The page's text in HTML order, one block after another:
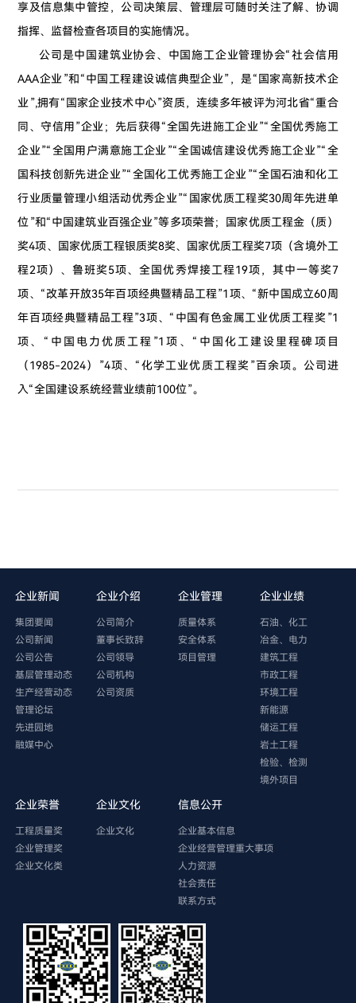
享及信息集中管控，公司决策层、管理层可随时关注了解、协调
指挥、监督检查各项目的实施情况。
公司是中国建筑业协会、中国施工企业管理协会“社会信用
AAA企业”和“中国工程建设诚信典型企业”，是“国家高新技术企
业”,拥有“国家企业技术中心”资质，连续多年被评为河北省“重合
同、守信用”企业；先后获得“全国先进施工企业”“全国优秀施工
企业”“全国用户满意施工企业”“全国诚信建设优秀施工企业”“全
国科技创新先进企业”“全国化工优秀施工企业”“全国石油和化工
行业质量管理小组活动优秀企业”“国家优质工程奖30周年先进单
位”和“中国建筑业百强企业”等多项荣誉；国家优质工程金（质）
奖4项、国家优质工程银质奖8奖、国家优质工程奖7项（含境外工
程2项）、鲁班奖5项、全国优秀焊接工程19项，其中一等奖7
项、“改革开放35年百项经典暨精品工程”1项、“新中国成立60周
年百项经典暨精品工程”3项、“中国有色金属工业优质工程奖”1
项、“中国电力优质工程”1项、“中国化工建设里程碑项目
（1985-2024）”4项、“化学工业优质工程奖”百余项。公司进
入“全国建设系统经营业绩前100位”。
企业新闻
集团要闻
公司新闻
公司公告
基层管理动态
生产经营动态
管理论坛
先进园地
融媒中心
企业介绍
公司简介
董事长致辞
公司领导
公司机构
公司资质
企业管理
质量体系
安全体系
项目管理
企业业绩
石油、化工
冶金、电力
建筑工程
市政工程
环境工程
新能源
储运工程
岩土工程
检验、检测
境外项目
企业荣誉
工程质量奖
企业管理奖
企业文化类
企业文化
企业文化
信息公开
企业基本信息
企业经营管理重大事项
人力资源
社会责任
联系方式